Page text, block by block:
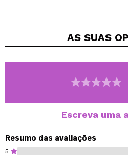
AS SUAS
Escreva uma
Resumo das avaliações
5